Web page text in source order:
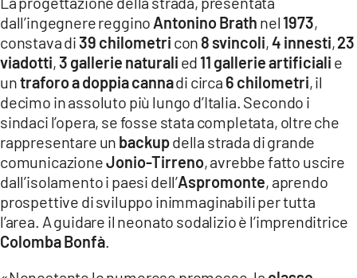
dall’ingegnere reggino Antonino Brath nel 1973,
constava di39 chilometri con 8 svincoli,4 innesti,23
viadotti,3 gallerie naturali ed 11 gallerie artificiali e
untraforo a doppia cannadi circa 6 chilometri, il
decimo in assoluto più lungo d’Italia. Secondo i
sindaci l’opera, se fosse stata completata, oltre che
rappresentare un backupdella strada di grande
comunicazioneJonio-Tirreno, avrebbe fatto uscire
dall’isolamento i paesi dell’Aspromonte, aprendo
prospettive di sviluppo inimmaginabili per tutta
l’area. A guidare il neonato sodalizio è l’imprenditrice
Colomba Bonfà.